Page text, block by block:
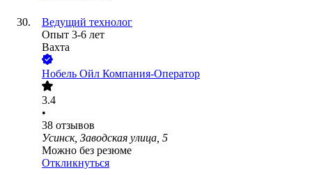
Ведущий технолог
Опыт 3-6 лет
Вахта
Нобель Ойл Компания-Оператор
3.4
•
38 отзывов
Усинск, Заводская улица, 5
Можно без резюме
Откликнуться